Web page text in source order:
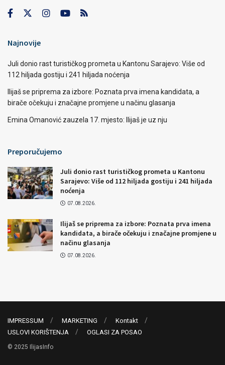
Najnovije
Juli donio rast turističkog prometa u Kantonu Sarajevo: Više od
112 hiljada gostiju i 241 hiljada noćenja
Ilijaš se priprema za izbore: Poznata prva imena kandidata, a
birače očekuju i značajne promjene u načinu glasanja
Emina Omanović zauzela 17. mjesto: Ilijaš je uz nju
Preporučujemo
Juli donio rast turističkog prometa u Kantonu
Sarajevo: Više od 112 hiljada gostiju i 241 hiljada
noćenja
07.08.2026.
Ilijaš se priprema za izbore: Poznata prva imena
kandidata, a birače očekuju i značajne promjene u
načinu glasanja
07.08.2026.
IMPRESSUM MARKETING
Kontakt
USLOVI KORIŠTENJA
OGLASI ZA POSAO
© 2025 IlijasInfo